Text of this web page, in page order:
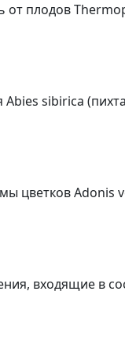
плодов
sibirica
цветковAdonis
входящие в